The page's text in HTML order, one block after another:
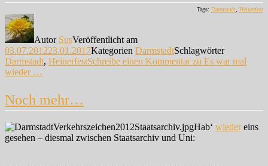
Tags: Darmstadt Heinerfest
Autor SusVeröffentlicht am
03.07.201223.01.2017Kategorien DarmstadtSchlagwörter
Darmstadt, HeinerfestSchreibe einen Kommentarzu Es war mal
wieder …
Noch mehr…
Hab‘ wiedereins
gesehen – diesmal zwischen Staatsarchiv und Uni: